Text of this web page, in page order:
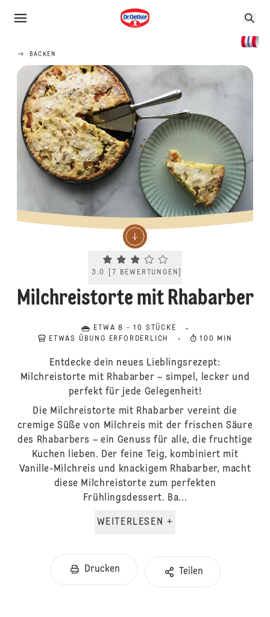
BACKEN
Current rating 3.0. Click to rate.
3.0 7 BEWERTUNGEN
Milchreistorte mit Rhabarber
ETWA 8 - 10 STÜCKE
ETWAS ÜBUNG ERFORDERLICH
100 MIN
Entdecke dein neues Lieblingsrezept:
Milchreistorte mit Rhabarber – simpel, lecker und
perfekt für jede Gelegenheit!
Die Milchreistorte mit Rhabarber vereint die
cremige Süße von Milchreis mit der frischen Säure
des Rhabarbers – ein Genuss für alle, die fruchtige
Kuchen lieben. Der feine Teig, kombiniert mit
Vanille-Milchreis und knackigem Rhabarber, macht
diese Milchreistorte zum perfekten
Frühlingsdessert. Ba...
WEITERLESEN +
Drucken Teilen